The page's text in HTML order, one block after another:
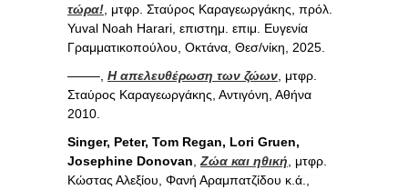
τώρα! , μτφρ. Σταύρος Καραγεωργάκης, πρόλ.
Yuval Noah Harari, επιστημ. επιμ. Ευγενία
Γραμματικοπούλου, Οκτάνα, Θεσ/νίκη, 2025.
——–, Η απελευθέρωση των ζώων , μτφρ.
Σταύρος Καραγεωργάκης, Αντιγόνη, Αθήνα
2010.
Singer, Peter, Tom Regan, Lori Gruen,
Josephine Donovan Ζώα και ηθική , μτφρ.
Κώστας Αλεξίου, Φανή Αραμπατζίδου κ.ά.,